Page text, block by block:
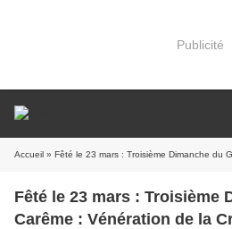
Publicité
Accueil » Fêté le 23 mars : Troisième Dimanche du
Fêté le 23 mars : Troisième
Carême : Vénération de la